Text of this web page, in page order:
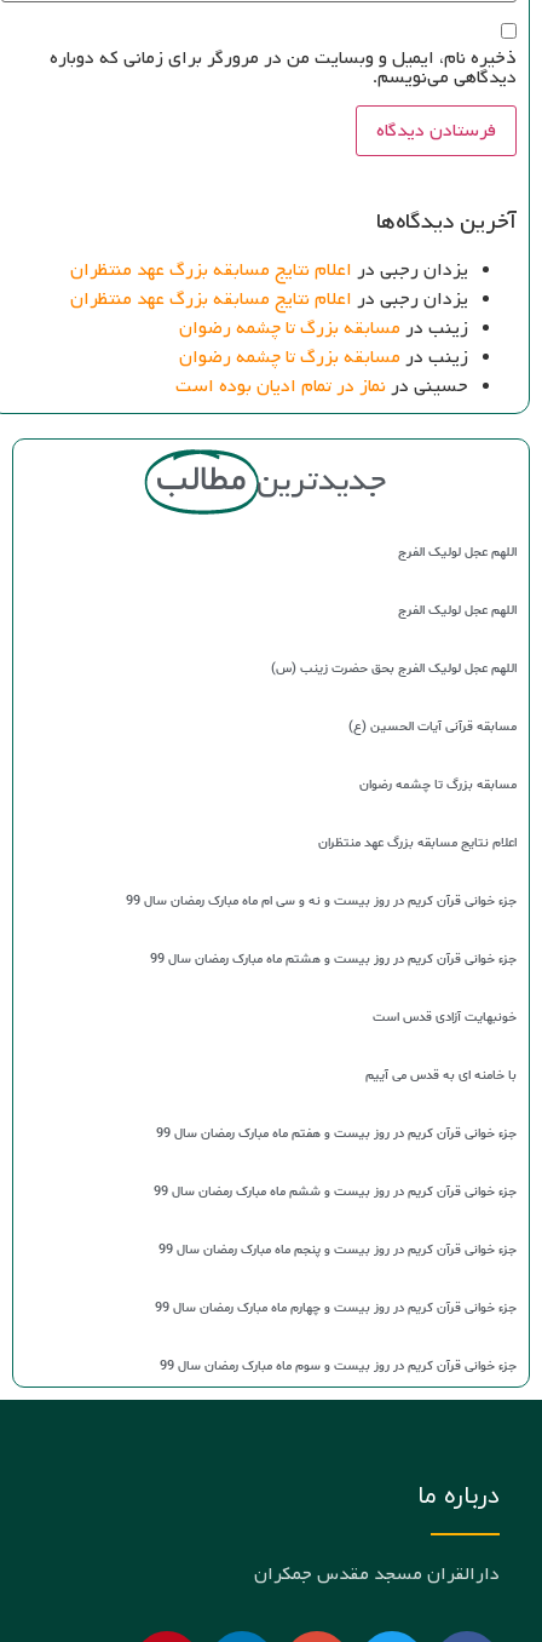
ذخیره نام، ایمیل و وبسایت من در مرورگر برای زمانی که دوباره
دیدگاهی می‌نویسم.
آخرین دیدگاه‌ها
یزدان رجبیدراعلام نتایج مسابقه بزرگ عهد منتظران
یزدان رجبیدراعلام نتایج مسابقه بزرگ عهد منتظران
زینبدرمسابقه بزرگ تا چشمه رضوان
زینبدرمسابقه بزرگ تا چشمه رضوان
حسینیدرنماز در تمام ادیان بوده است
جدیدترین مطالب
اللهم عجل لولیک الفرج
اللهم عجل لولیک الفرج
اللهم عجل لولیک الفرج بحق حضرت زینب (س)
مسابقه قرآنی آیات الحسین (ع)
مسابقه بزرگ تا چشمه رضوان
اعلام نتایج مسابقه بزرگ عهد منتظران
جزء خوانی قرآن کریم در روز بیست و نه و سی ام ماه مبارک رمضان سال 99
جزء خوانی قرآن کریم در روز بیست و هشتم ماه مبارک رمضان سال 99
خونبهایت آزادی قدس است
با خامنه ای به قدس می آییم
جزء خوانی قرآن کریم در روز بیست و هفتم ماه مبارک رمضان سال 99
جزء خوانی قرآن کریم در روز بیست و ششم ماه مبارک رمضان سال 99
جزء خوانی قرآن کریم در روز بیست و پنجم ماه مبارک رمضان سال 99
جزء خوانی قرآن کریم در روز بیست و چهارم ماه مبارک رمضان سال 99
جزء خوانی قرآن کریم در روز بیست و سوم ماه مبارک رمضان سال 99
درباره ما
دارالقران مسجد مقدس جمکران